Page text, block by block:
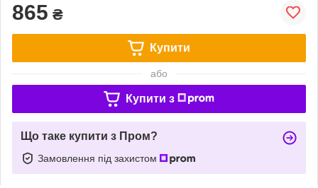
865 ₴
Купити
або
Купити з
Що таке купити з Пром?
Замовлення під захистом